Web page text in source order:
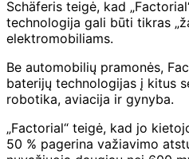
Schäferis teigė, kad
technologija gali būti tikras
elektromobiliams.
Be automobilių pramonės,
baterijų technologijas į kitus
robotika, aviacija ir gynyba.
„Factorial“ teigė, kad jo
50 % pagerina važiavimo